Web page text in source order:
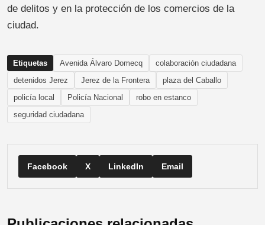
de delitos y en la protección de los comercios de la
ciudad.
Etiquetas Avenida Álvaro Domecq
colaboración ciudadana
detenidos Jerez
Jerez de la Frontera
plaza del Caballo
policía local
Policía Nacional
robo en estanco
seguridad ciudadana
Facebook X LinkedIn Email